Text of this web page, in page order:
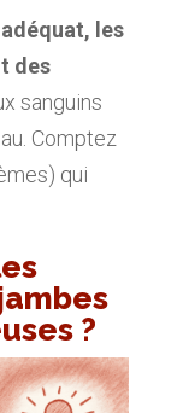
les
des
sanguins
Comptez
qui
?